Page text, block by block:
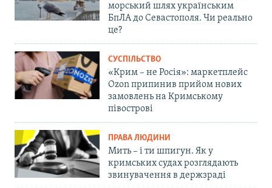
морський шлях українським
БпЛА до Севастополя. Чи реально
це?
СУСПІЛЬСТВО
«Крим – не Росія»: маркетплейс
Ozon припинив прийом нових
замовлень на Кримському
півострові
ПРАВА ЛЮДИНИ
Мить – і ти шпигун. Як у
кримських судах розглядають
звинувачення в держзраді